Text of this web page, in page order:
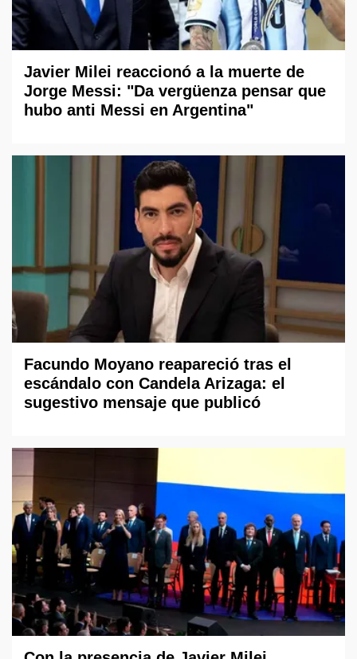
Javier Milei reaccionó a la muerte de
Jorge Messi: "Da vergüenza pensar que
hubo anti Messi en Argentina"
Facundo Moyano reapareció tras el
escándalo con Candela Arizaga: el
sugestivo mensaje que publicó